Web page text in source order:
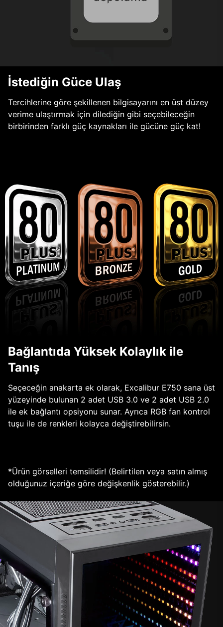
İstediğin Güce Ulaş
Tercihlerine göre şekillenen bilgisayarını en üst düzey
verime ulaştırmak için dilediğin gibi seçebileceğin
birbirinden farklı güç kaynakları ile gücüne güç kat!
Bağlantıda Yüksek Kolaylık ile
Tanış
Seçeceğin anakarta ek olarak, Excalibur E750 sana üst
yüzeyinde bulunan 2 adet USB 3.0 ve 2 adet USB 2.0
ile ek bağlantı opsiyonu sunar. Ayrıca RGB fan kontrol
tuşu ile de renkleri kolayca değiştirebilirsin.
*Ürün görselleri temsilidir! (Belirtilen veya satın almış
olduğunuz içeriğe göre değişkenlik gösterebilir.)